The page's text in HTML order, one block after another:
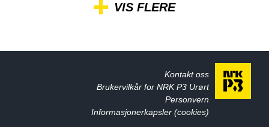
VIS FLERE
Kontakt oss
Brukervilkår for NRK P3 Urørt
Personvern
Informasjonerkapsler (cookies)